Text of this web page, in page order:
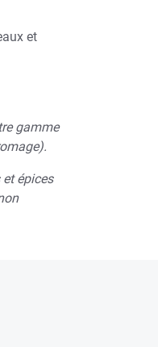
et
gamme
épices